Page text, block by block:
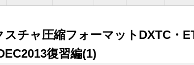
スチャ圧縮フォーマットDXTC・
復習編(1)